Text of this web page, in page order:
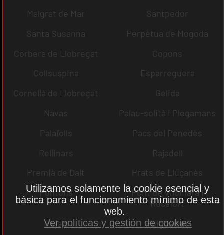
Malgrat de Mar
Santpedor
Santa Susanna
Perpètua de Mogoda
Corbera de Llobregat
Copons
Collsuspina
Esparreguera
Cornellà de Llobregat
Gelida
Navas
Palau-solità i Plegamans
Palafolls
Pacs del Penedès
Rellinars
Rajadell
Premià de Dalt
Prats de Lluçanès
Pontons
Pont de Vilomara i
Rocafort
Pujalt
Puigdàlber
Utilizamos solamente la cookie esencial y
básica para el funcionamiento mínimo de esta
web.
Ver políticas y gestión de cookies